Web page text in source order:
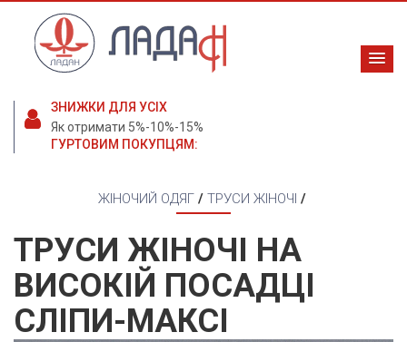
ЗНИЖКИ ДЛЯ УСІХ
Як отримати 5%-10%-15%
ГУРТОВИМ ПОКУПЦЯМ:
ЖІНОЧИЙ ОДЯГ/ ТРУСИ ЖІНОЧІ /
ТРУСИ ЖІНОЧІ НА
ВИСОКІЙ ПОСАДЦІ
СЛІПИ-МАКСІ